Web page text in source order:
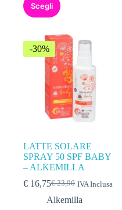
Scegli
-30%
LATTE SOLARE
SPRAY 50 SPF BABY
– ALKEMILLA
€23,90
€ 16,75 IVA Inclusa
Alkemilla